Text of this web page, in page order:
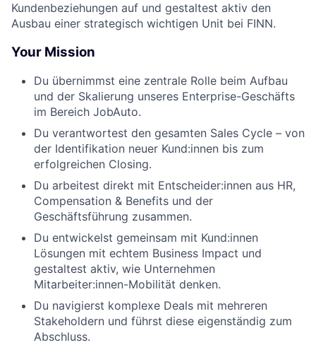
Kundenbeziehungen auf und gestaltest aktiv den
Ausbau einer strategisch wichtigen Unit bei FINN.
Your Mission
Du übernimmst eine zentrale Rolle beim Aufbau
und der Skalierung unseres Enterprise-Geschäfts
im Bereich JobAuto.
Du verantwortest den gesamten Sales Cycle – von
der Identifikation neuer Kund:innen bis zum
erfolgreichen Closing.
Du arbeitest direkt mit Entscheider:innen aus HR,
Compensation & Benefits und der
Geschäftsführung zusammen.
Du entwickelst gemeinsam mit Kund:innen
Lösungen mit echtem Business Impact und
gestaltest aktiv, wie Unternehmen
Mitarbeiter:innen-Mobilität denken.
Du navigierst komplexe Deals mit mehreren
Stakeholdern und führst diese eigenständig zum
Abschluss.